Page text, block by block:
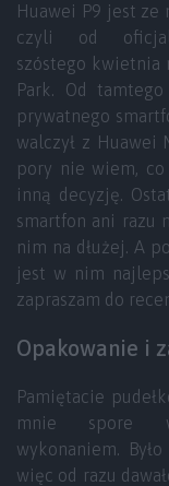
Huawei P9 jest ze
czyli od
szóstego kwietnia
Park. Od
prywatnego
walczył z Huawei
pory nie wiem, co
inną decyzję.
smartfon ani razu
nim na dłużej. A
jest w nim
zapraszam do
Opakowanie i
Pamiętacie
mnie spore
wykonaniem.
więc od razu